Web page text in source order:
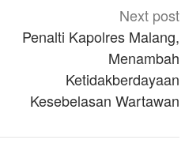
Next post
Penalti Kapolres Malang,
Menambah
Ketidakberdayaan
Kesebelasan Wartawan